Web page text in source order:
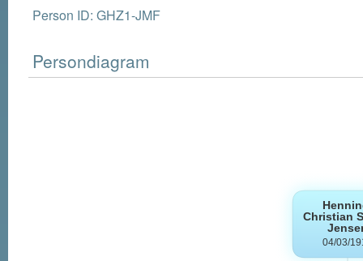
Person ID: GHZ1-JMF
Persondiagram